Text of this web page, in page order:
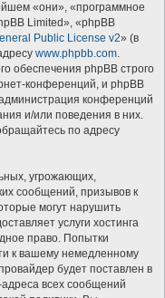
«они», «программное
Limited», «phpBB
Public License v2» (в
www.phpbb.com.
обеспечения phpBB строго
конференций, и phpBB
конференций
и/или поведения в них.
по адресу
угрожающих,
сообщений, призывов к
могут нарушить
услуги хостинга
право. Попытки
к вашему немедленному
будет поставлен в
всех сообщений